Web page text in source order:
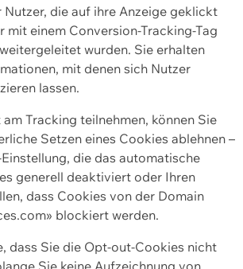
Nutzer, die auf ihre Anzeige geklickt
mit einem Conversion-Tracking-Tag
wurden. Sie erhalten
mit denen sich Nutzer
lassen.
Tracking teilnehmen, können Sie
Setzen eines Cookies ablehnen –
die das automatische
generell deaktiviert oder Ihren
dass Cookies von der Domain
blockiert werden.
dass Sie die Opt-out-Cookies nicht